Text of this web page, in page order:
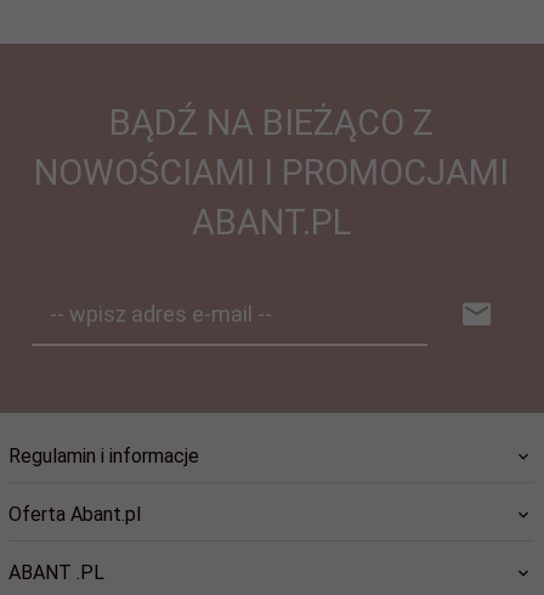
BĄDŹ NA BIEŻĄCO Z
NOWOŚCIAMI I PROMOCJAMI
ABANT.PL
-- wpisz adres e-mail --
Regulamin i informacje
Oferta Abant.pl
ABANT .PL